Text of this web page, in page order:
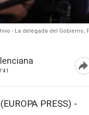
- La delegada del
PRESS) -